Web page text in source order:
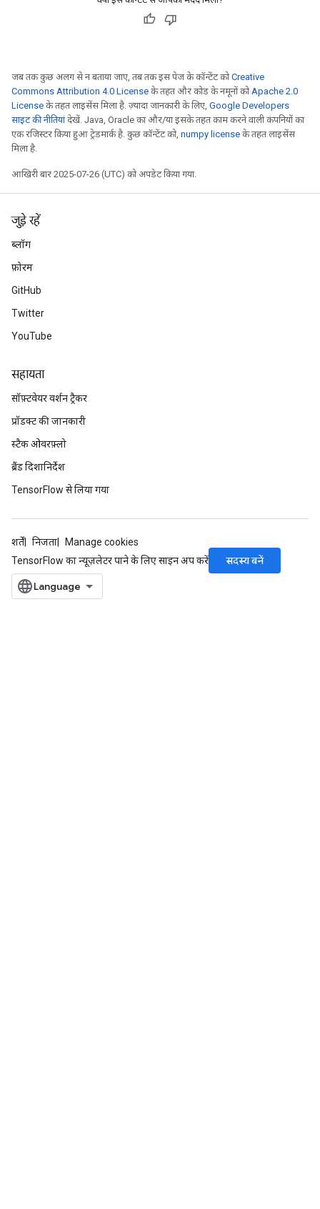
जब तक कुछ अलग से न बताया जाए, तब तक इस पेज के कॉन्टेंट कोCreative
Commons Attribution 4.0 License के तहत और कोड के नमूनों कोApache 2.0
License के तहत लाइसेंस मिला है. ज़्यादा जानकारी के लिए, Google Developers
साइट की नीतियांदेखें. Java, Oracle का और/या इसके तहत काम करने वाली कंपनियों का
एक रजिस्टर किया हुआ ट्रेडमार्क है. कुछ कॉन्टेंट को, numpy license के तहत लाइसेंस
मिला है.
आखिरी बार 2025-07-26 (UTC) को अपडेट किया गया.
जुड़े रहें
ब्लॉग
फ़ोरम
GitHub
Twitter
YouTube
सहायता
सॉफ़्टवेयर वर्शन ट्रैकर
प्रॉडक्ट की जानकारी
स्टैक ओवरफ़्लो
ब्रैंड दिशानिर्देश
TensorFlow से लिया गया
शर्तें निजता
Manage cookies
TensorFlow का न्यूज़लेटर पाने के लिए साइन अप करें
सदस्य बनें